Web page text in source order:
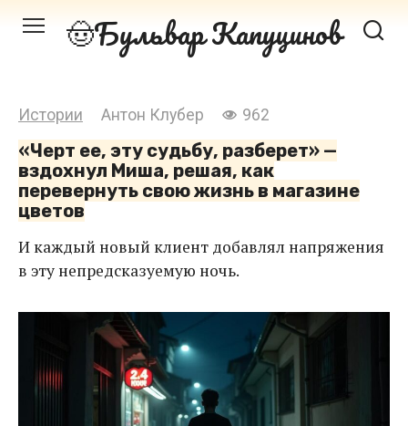
Перейти Бульвар Капуцинов
Истории Антон Клубер 962
«Черт ее, эту судьбу, разберет» —
вздохнул Миша, решая, как
перевернуть свою жизнь в магазине
цветов
И каждый новый клиент добавлял напряжения
в эту непредсказуемую ночь.